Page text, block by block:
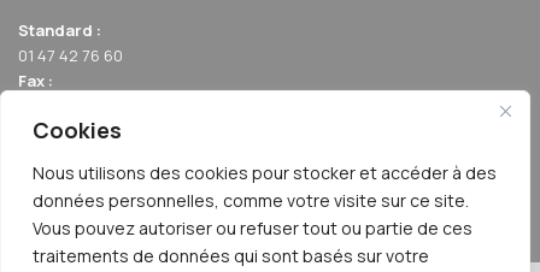
Cookies
Nous utilisons des cookies pour stocker et accéder à des
données personnelles, comme votre visite sur ce site.
Vous pouvez autoriser ou refuser tout ou partie de ces
traitements de données qui sont basés sur votre
problématique ?
Alexandre Proux :
durée. Si on prend les hybrides rechargeables dans le calcul,
ce qui est le cas actuellement, on monte à 25 %. Et donc,
on est pleinement dans ce que la LOM nous demande
aujourd’hui pour 2024.
Standard :
01 47 42 76 60
Fax :
Email :
Adresse :
42 avenue de la Grande Armée 75017 PARIS